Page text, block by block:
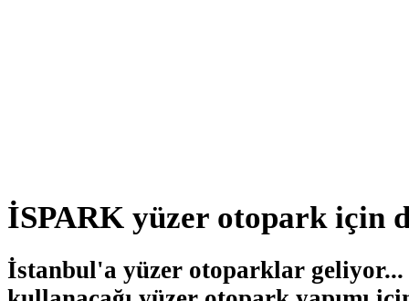
İSPARK yüzer otopark için
İstanbul'a yüzer otoparklar geliyor...